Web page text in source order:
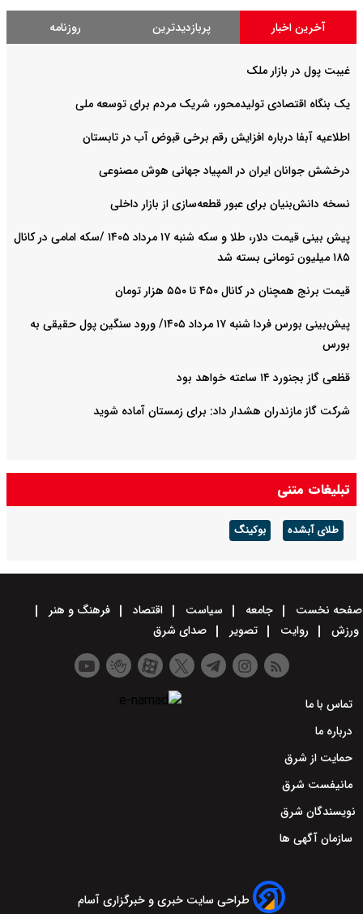
آخرین اخبار پربازدیدترین روزنامه
غیبت پول در بازار ملک
یک بنگاه اقتصادی تولیدمحور، شریک مردم برای توسعه ملی
اطلاعیه آبفا درباره افزایش رقم برخی قبوض آب در تابستان
درخشش جوانان ایران در المپیاد جهانی هوش مصنوعی
نسخه دانش‌بنیان برای عبور قطعه‌سازی از بازار داخلی
پیش ‌بینی قیمت دلار، طلا و سکه شنبه ۱۷ مرداد ۱۴۰۵ /سکه امامی در کانال
۱۸۵ میلیون تومانی بسته شد
قیمت برنج همچنان در کانال ۴۵۰ تا ۵۵۰ هزار تومان
پیش‌بینی بورس فردا شنبه ۱۷ مرداد ۱۴۰۵/ ورود سنگین پول حقیقی به
بورس
قظعی گاز بجنورد ۱۴ ساعته خواهد بود
شرکت گاز مازندران هشدار داد: برای زمستان آماده شوید
تبلیغات متنی
طلای آبشده بوکینگ
صفحه نخست جامعه سیاست اقتصاد
فرهنگ و هنر
ورزش
روایت تصویر صدای شرق
تماس با ما
درباره ما
حمایت از شرق
مانیفست شرق
نویسندگان شرق
سازمان آگهی ها
طراحی سایت خبری و خبرگزاری آسام